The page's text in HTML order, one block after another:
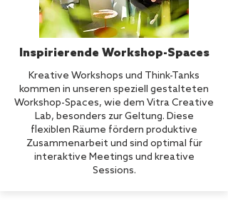
Inspirierende Workshop-Spaces
Kreative Workshops und Think-Tanks
kommen in unseren speziell gestalteten
Workshop-Spaces, wie dem Vitra Creative
Lab, besonders zur Geltung. Diese
flexiblen Räume fördern produktive
Zusammenarbeit und sind optimal für
interaktive Meetings und kreative
Sessions.